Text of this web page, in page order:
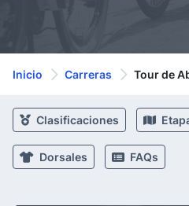
Inicio Carreras Tour de
Clasificaciones
Dorsales FAQs